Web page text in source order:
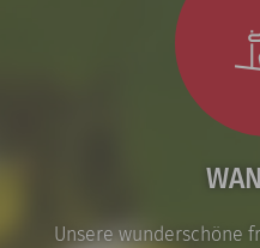
Unsere wunderschöne